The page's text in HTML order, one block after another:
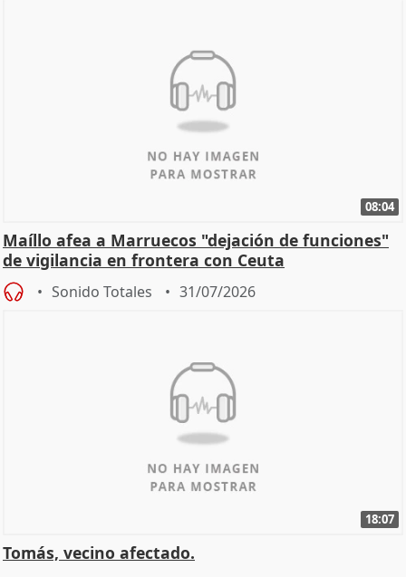
08:04
Maíllo afea a Marruecos "dejación de funciones"
de vigilancia en frontera con Ceuta
Sonido Totales 31/07/2026
18:07
Tomás, vecino afectado.